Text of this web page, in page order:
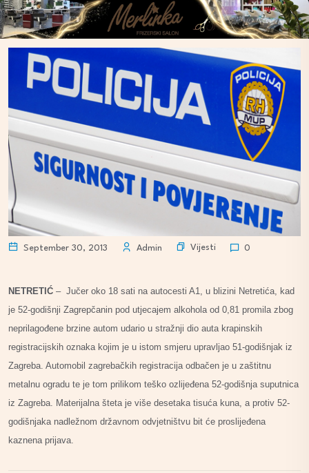
September 30, 2013 Admin Vijesti 0
NETRETIĆ – Jučer oko 18 sati na autocesti A1, u blizini Netretića, kad
je 52-godišnji Zagrepčanin pod utjecajem alkohola od 0,81 promila zbog
neprilagođene brzine autom udario u stražnji dio auta krapinskih
registracijskih oznaka kojim je u istom smjeru upravljao 51-godišnjak iz
Zagreba. Automobil zagrebačkih registracija odbačen je u zaštitnu
metalnu ogradu te je tom prilikom teško ozlijeđena 52-godišnja suputnica
iz Zagreba. Materijalna šteta je više desetaka tisuća kuna, a protiv 52-
godišnjaka nadležnom državnom odvjetništvu bit će proslijeđena
kaznena prijava.